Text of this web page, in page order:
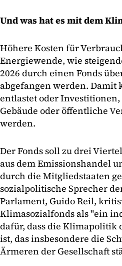
Und was hat es mit dem
Höhere Kosten für
Energiewende, wie
2026 durch einen Fonds
abgefangen werden. Damit
entlastet oder
Gebäude oder öffentliche
werden.
Der Fonds soll zu drei
aus dem Emissionshandel
durch die Mitgliedstaaten
sozialpolitische Sprecher
Parlament, Guido Reil,
Klimasozialfonds als "ein
dafür, dass die Klimapolitik
ist, das insbesondere die
Ärmeren der Gesellschaft